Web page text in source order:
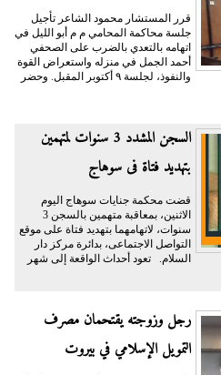
قرر المستشار محمود الشاعر تأجيل
جلسة محاكمة المحامي م م أبو الليل في
اتهامه بالتعدي بالضرب على الصحفي
أحمد الجمل في منزله واستعراض القوة
والنفوذ، لجلسة ٩ أكتوبر المقبل. وحضر
السجن المشدد 3 سنوات لمتهمين
بتهديد فتاة فى سوهاج
قضت محكمة جنايات سوهاج اليوم
الاثنين، بمعاقبة متهمين بالسجن 3
سنوات، لاتهامهما بتهديد فتاة على موقع
التواصل الاجتماعى، بدائرة مركز دار
السلام. تعود أحداث الواقعة إلى شهر
رجل وزوجته يقتحمان مصرف
التمويل الإسلامي في بيروت